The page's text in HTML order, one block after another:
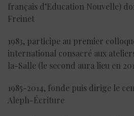
français d’Education Nouvelle)
Freinet
1983, participe au premier
international consacré aux
la-Salle (le second aura lieu en
1985-2014, fonde puis dirige le
Aleph-Écriture